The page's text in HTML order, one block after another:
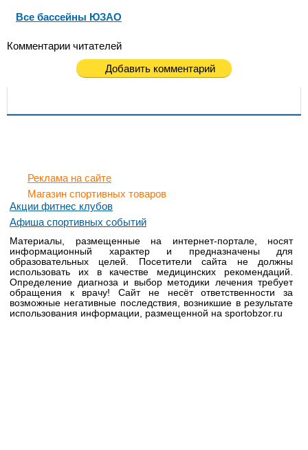
Все бассейны ЮЗАО
Комментарии читателей
Добавить комментарий
Реклама на сайте
Магазин спортивных товаров
Акции фитнес клубов
Афиша спортивных событий
Материалы, размещенные на интернет-портале, носят
информационный характер и предназначены для
образовательных целей. Посетители сайта не должны
использовать их в качестве медицинских рекомендаций.
Определение диагноза и выбор методики лечения требует
обращения к врачу! Сайт не несёт ответственности за
возможные негативные последствия, возникшие в результате
использования информации, размещенной на sportobzor.ru